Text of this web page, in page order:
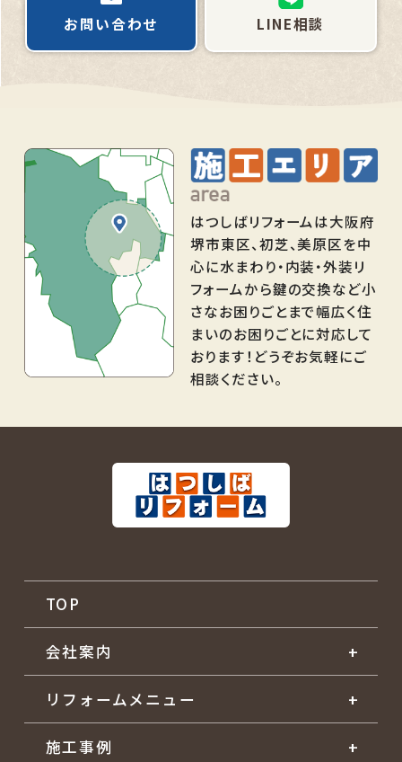
お問い合わせ LINE相談
はつしばリフォームは大阪府
堺市東区、初芝、美原区を中
心に水まわり・内装・外装リ
フォームから鍵の交換など小
さなお困りごとまで幅広く住
まいのお困りごとに対応して
おります！どうぞお気軽にご
相談ください。
TOP
会社案内
リフォームメニュー
施工事例